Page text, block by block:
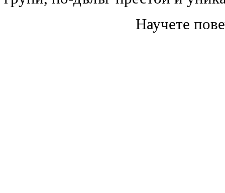
Научете